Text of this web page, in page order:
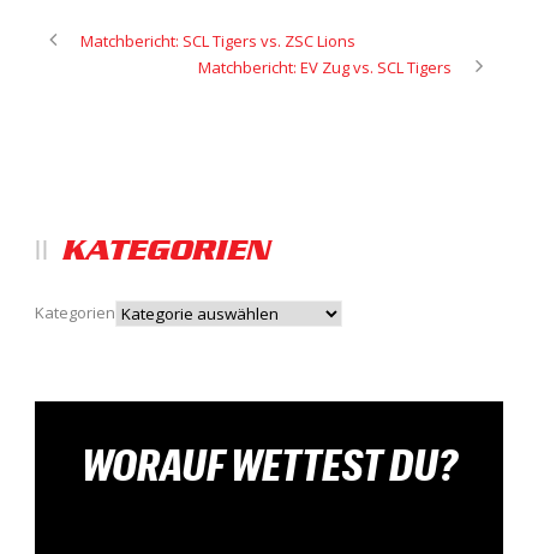
Matchbericht: SCL Tigers vs. ZSC Lions
Matchbericht: EV Zug vs. SCL Tigers
KATEGORIEN
Kategorien